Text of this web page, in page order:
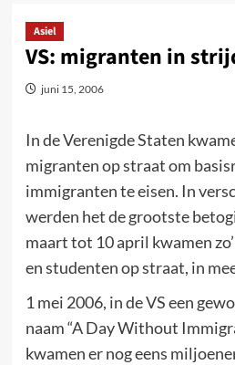
Asiel
VS: migranten in
juni 15, 2006
In de Verenigde Staten
migranten op straat om
immigranten te eisen. In
werden het de grootste
maart tot 10 april kwamen
en studenten op straat, in
1 mei 2006, in de VS een
naam “A Day Without
kwamen er nog eens